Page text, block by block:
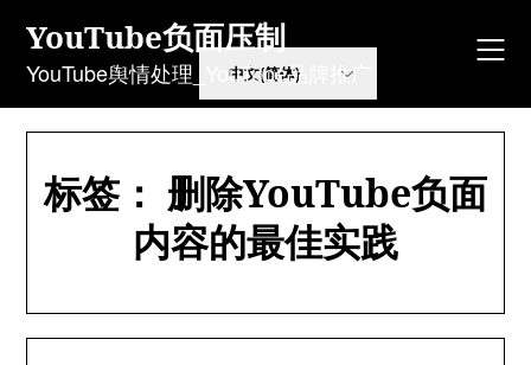
content
YouTube负面压制
YouTube舆情处理_YouTube品牌推广
标签： 删除YouTube负面
内容的最佳实践